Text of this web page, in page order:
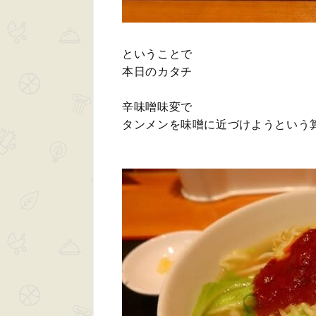
ということで
本日のカタチ
辛味噌味変で
タンメンを味噌に近づけようという